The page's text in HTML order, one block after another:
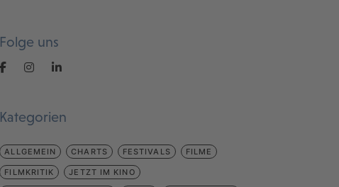
Folge uns
Kategorien
ALLGEMEIN CHARTS FESTIVALS FILME
FILMKRITIK JETZT IM KINO